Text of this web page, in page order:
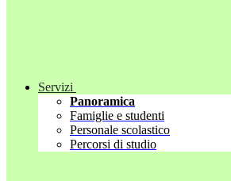
Servizi
Panoramica
Famiglie e studenti
Personale scolastico
Percorsi di studio